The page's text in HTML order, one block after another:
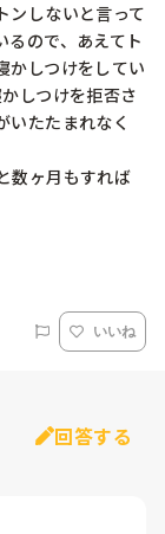
ンしないと言って
るので、あえてト
かしつけをしてい
しつけを拒否さ
いたたまれなく
数ヶ月もすれば
いいね
回答する